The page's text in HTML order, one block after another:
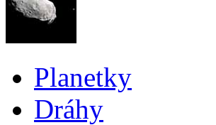
Planetky
Dráhy